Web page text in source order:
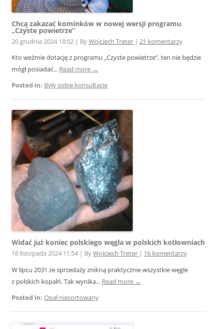
Chcą zakazać kominków w nowej wersji programu
„Czyste powietrze”
20 grudnia 2024 18:02 | ByWojciech Treter | 21 komentarzy
Kto weźmie dotację z programu „Czyste powietrze”, ten nie będzie
mógł posiadać... Read more →
Posted in: Były sobie konsultacje
Widać już koniec polskiego węgla w polskich kotłowniach
16 listopada 2024 11:54 | ByWojciech Treter | 16 komentarzy
W lipcu 2031 ze sprzedaży znikną praktycznie wszystkie węgle
z polskich kopalń. Tak wynika... Read more →
Posted in: Opał niesortowany